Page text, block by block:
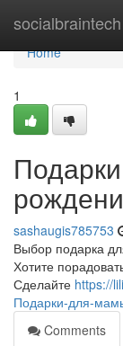
socialbraintech
Home
Home
1
sashaugis785753
Выбор подарка
Хотите
Сделайте https://
Подарки-для-
Comments